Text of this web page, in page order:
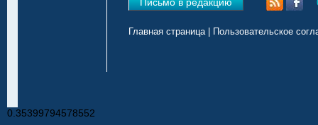
Письмо в редакцию
Главная страница| Пользовательское
0.35399794578552